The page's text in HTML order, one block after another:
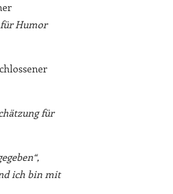
für Humor
für
ich bin mit